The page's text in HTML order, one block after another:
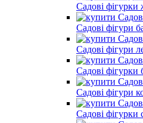
Садові фігурки
Садові фігури
Садові фігури
Садові фігурки
Садові фігури
Садові фігурки